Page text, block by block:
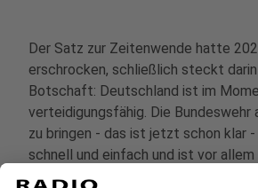
Der Satz zur Zeitenwende hatte
erschrocken, schließlich steckt darin
Botschaft: Deutschland ist im
verteidigungsfähig. Die Bundeswehr
zu bringen - das ist jetzt schon klar
schnell und einfach und ist vor